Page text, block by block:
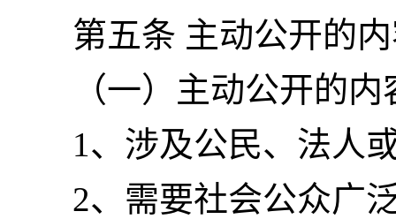
第五条 主动公开的
（一）主动公开的
1、涉及公民、法人
2、需要社会公众广